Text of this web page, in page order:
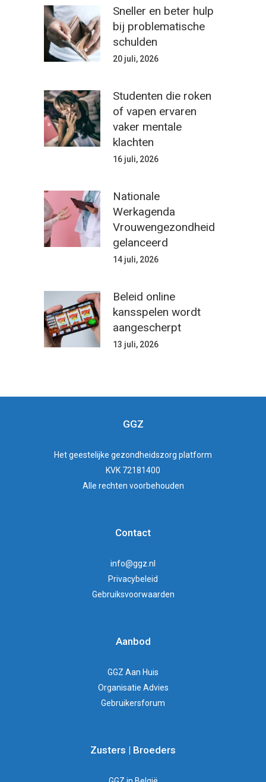
Sneller en beter hulp
bij problematische
schulden
20 juli, 2026
Studenten die roken
of vapen ervaren
vaker mentale
klachten
16 juli, 2026
Nationale
Werkagenda
Vrouwengezondheid
gelanceerd
14 juli, 2026
Beleid online
kansspelen wordt
aangescherpt
13 juli, 2026
GGZ
Hetgeestelijke gezondheidszorg platform
KVK 72181400
Alle rechten voorbehouden
Contact
info@ggz.nl
Privacybeleid
Gebruiksvoorwaarden
Aanbod
GGZ Aan Huis
Organisatie Advies
Gebruikersforum
Zusters | Broeders